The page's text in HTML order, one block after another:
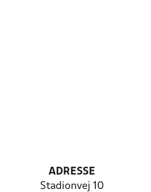
ADRESSE
Stadionvej 10